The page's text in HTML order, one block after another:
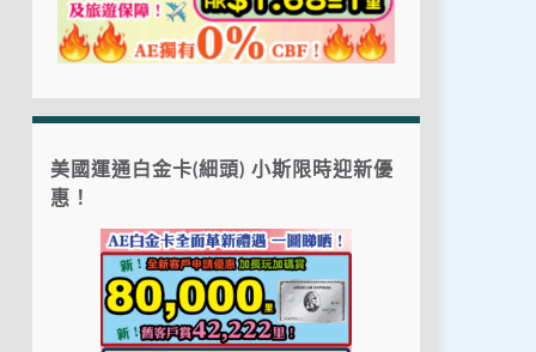
美國運通白金卡(細頭) 小斯限時迎新優
惠！